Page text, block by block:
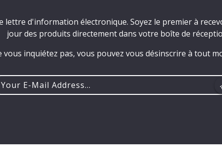
d'information électronique. Soyez le premier à
jour des produits directement dans votre boîte de
vous inquiétez pas, vous pouvez vous désinscrire à tout